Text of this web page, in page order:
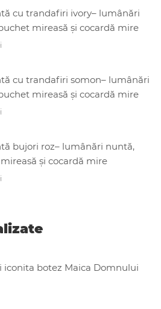
cu trandafiri ivory– lumânări
mireasă și cocardă mire
cu trandafiri somon– lumânări
mireasă și cocardă mire
bujori roz– lumânări nuntă,
și cocardă mire
iconita botez Maica Domnului